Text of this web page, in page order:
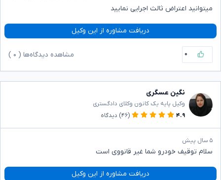
میتوانید اعتراض ثالث اجرایی نمایید
دریافت مشاوره از این وکیل
۰ مشاهده دیدگاه‌ها ( ۰
نگین عسگری
وکیل پایه یک کانون وکلای دادگستری
۴.۹
(۴۶) دیدگاه
۵ سال پیش
سلام توقیف خودرو شما غیر قانووی است
دریافت مشاوره از این وکیل